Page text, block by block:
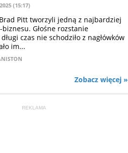
(15:17)
Pitt tworzyli jedną z najbardziej
Głośne rozstanie
czas nie schodziło z nagłówków
im...
Zobacz więcej »
REKLAMA